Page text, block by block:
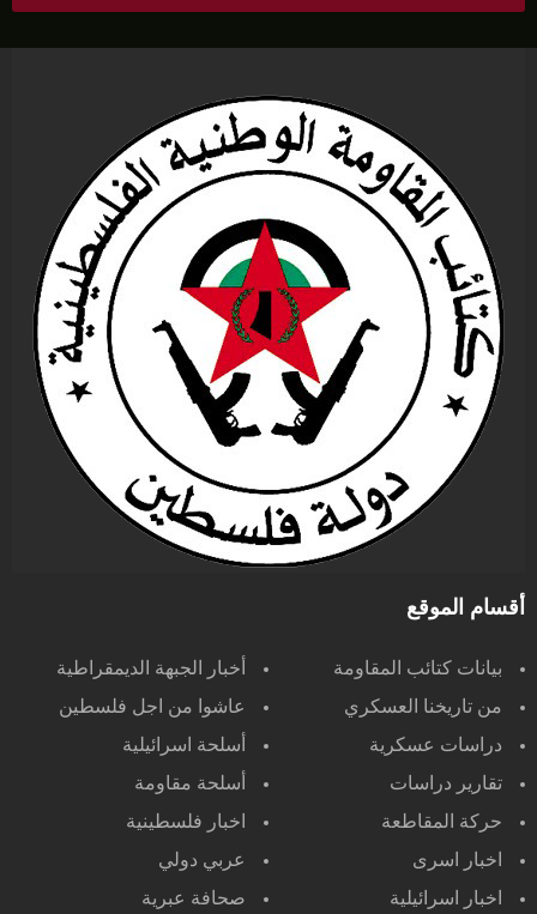
أقسام الموقع
بيانات كتائب المقاومة
أخبار الجبهة الديمقراطية
من تاريخنا العسكري
عاشوا من اجل فلسطين
دراسات عسكرية
أسلحة اسرائيلية
تقارير دراسات
أسلحة مقاومة
حركة المقاطعة
اخبار فلسطينية
اخبار اسرى
عربي دولي
اخبار اسرائيلية
صحافة عبرية